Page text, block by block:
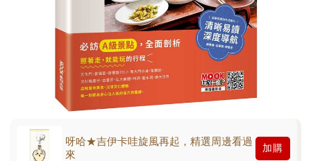
呀哈★吉伊卡哇旋風再起，精選周邊看過
來
加購